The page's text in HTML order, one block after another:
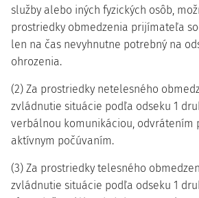
služby alebo iných fyzických osôb,
prostriedky obmedzenia prijímateľa
len na čas nevyhnutne potrebný na
ohrozenia.
(2) Za prostriedky netelesného
zvládnutie situácie podľa odseku 1
verbálnou komunikáciou, odvrátením
aktívnym počúvaním.
(3) Za prostriedky telesného
zvládnutie situácie podľa odseku 1